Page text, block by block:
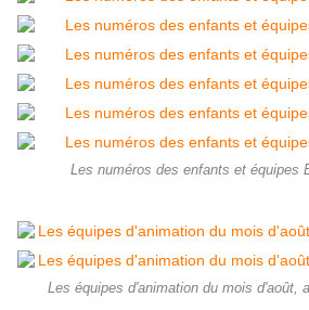
Les numéros des enfants et équipes
Les équipes d'animation du mois d'août,